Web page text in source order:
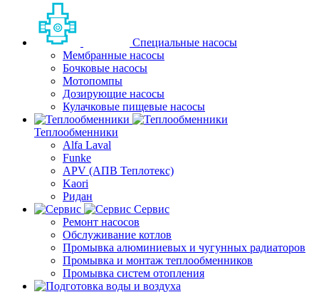
Специальные насосы
Мембранные насосы
Бочковые насосы
Мотопомпы
Дозирующие насосы
Кулачковые пищевые насосы
Теплообменники
Alfa Laval
Funke
APV (АПВ Теплотекс)
Kaori
Ридан
Сервис
Ремонт насосов
Обслуживание котлов
Промывка алюминиевых и чугунных радиаторов
Промывка и монтаж теплообменников
Промывка систем отопления